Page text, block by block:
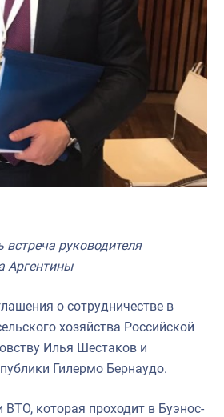
руководителя
Аргентины
о сотрудничестве в
хозяйства Российской
Илья Шестаков и
Гилермо Бернаудо.
которая проходит в Буэнос-